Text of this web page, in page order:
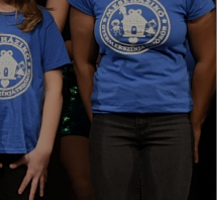
VÁROSHÁZA
AZ
ÖNKORMÁNYZAT
A
KÉPVISELŐ-
TESTÜLET